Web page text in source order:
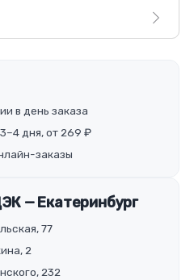
в день заказа
дня, от 269 ₽
заказы
— Екатеринбург
77
2
232